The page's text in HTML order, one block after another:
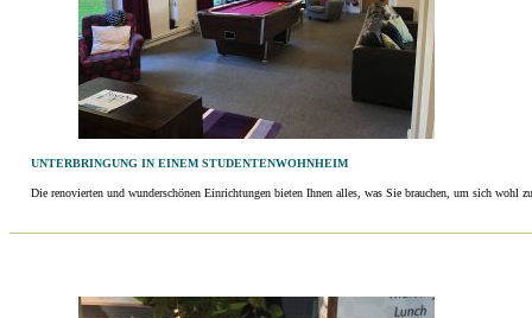
UNTERBRINGUNG IN EINEM STUDENTENWOHNHEIM
Die renovierten und wunderschönen Einrichtungen bieten Ihnen alles, was Sie brauchen, um sich wohl